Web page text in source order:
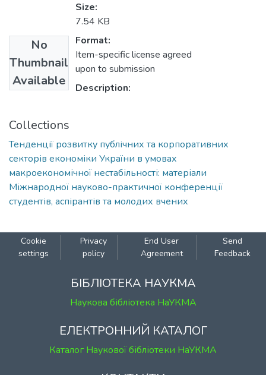
No
Thumbnail
Available
Size:
7.54 KB
Format:
Item-specific license agreed
upon to submission
Description:
Collections
Тенденції розвитку публічних та корпоративних
секторів економіки України в умовах
макроекономічної нестабільності: матеріали
Міжнародної науково-практичної конференції
студентів, аспірантів та молодих вчених
Cookie
settings
Privacy
policy
End User
Agreement
Send
Feedback
БІБЛІОТЕКА НАУКМА
Наукова бібліотека НаУКМА
ЕЛЕКТРОННИЙ КАТАЛОГ
Каталог Наукової бібліотеки НаУКМА